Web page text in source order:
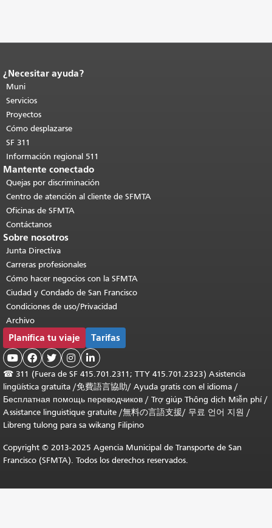
Fin del contenido de la página.
de esta página se repite en todas las
páginas.Volver al principio del
contenido principal
¿Necesitar ayuda?
Muni
Servicios
Proyectos
Cómo desplazarse
SF 311
Información regional 511
Mantente conectado
Quejas por discriminación
Centro de atención al cliente de SFMTA
Oficinas de SFMTA
Contáctanos
Sobre nosotros
Junta Directiva
Carreras profesionales
Cómo hacer negocios con la SFMTA
Ciudad y Condado de San Francisco
Condiciones de uso/Privacidad
Archivo
Planifica tu viaje Tarifas
    
☎ 311 (Fuera de SF 415.701.2311; TTY 415.701.2323) Asistencia
lingüística gratuita /免費語言協助/ Ayuda gratis con el idioma /
Бесплатная помощь переводчиков / Trợ giúp Thông dịch Miễn phí/
Assistance linguistique gratuite /無料の言語支援/ 무료 언어 지원 /
Libreng tulong para sa wikang Filipino
Copyright © 2013-2025 Agencia Municipal de Transporte de San
Francisco (SFMTA). Todos los derechos reservados.